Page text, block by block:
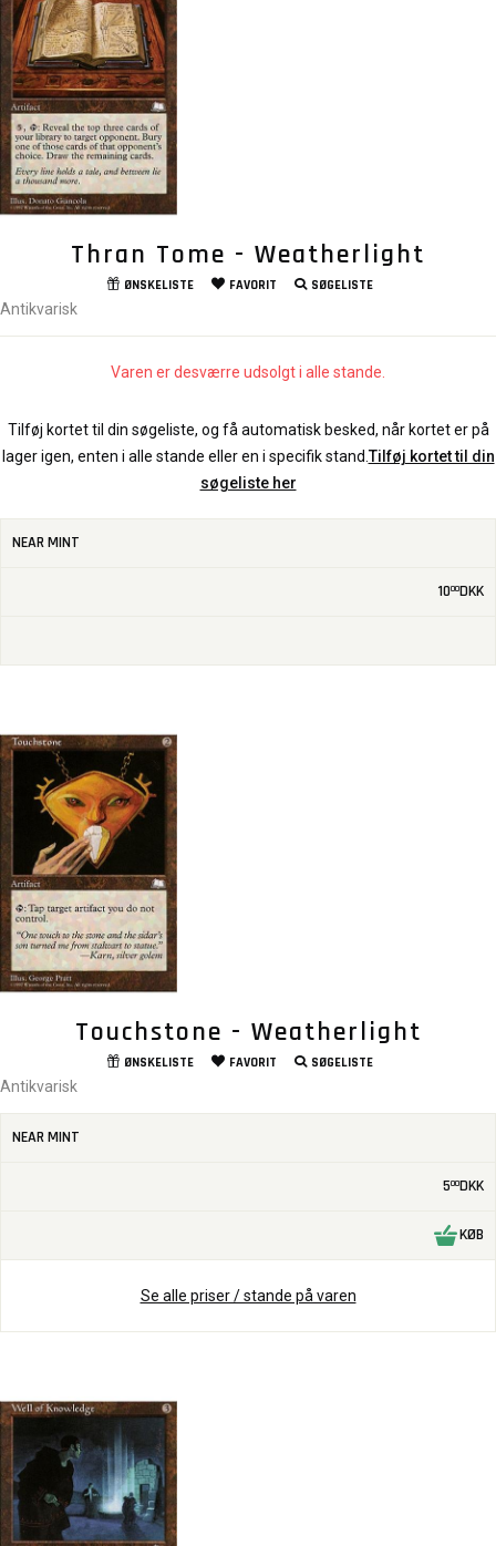
Thran Tome - Weatherlight
ØNSKELISTE FAVORIT SØGELISTE
Antikvarisk
Varen er desværre udsolgt i alle stande.
Tilføj kortet til din søgeliste, og få automatisk besked, når kortet er på
lager igen, enten i alle stande eller en i specifik stand.Tilføj kortet til din
søgeliste her
NEAR MINT
1000DKK
Touchstone - Weatherlight
ØNSKELISTE FAVORIT SØGELISTE
Antikvarisk
NEAR MINT
500DKK
KØB
Se alle priser / stande på varen